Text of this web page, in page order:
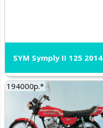
SYM Symply II 125 2014
194000р.*